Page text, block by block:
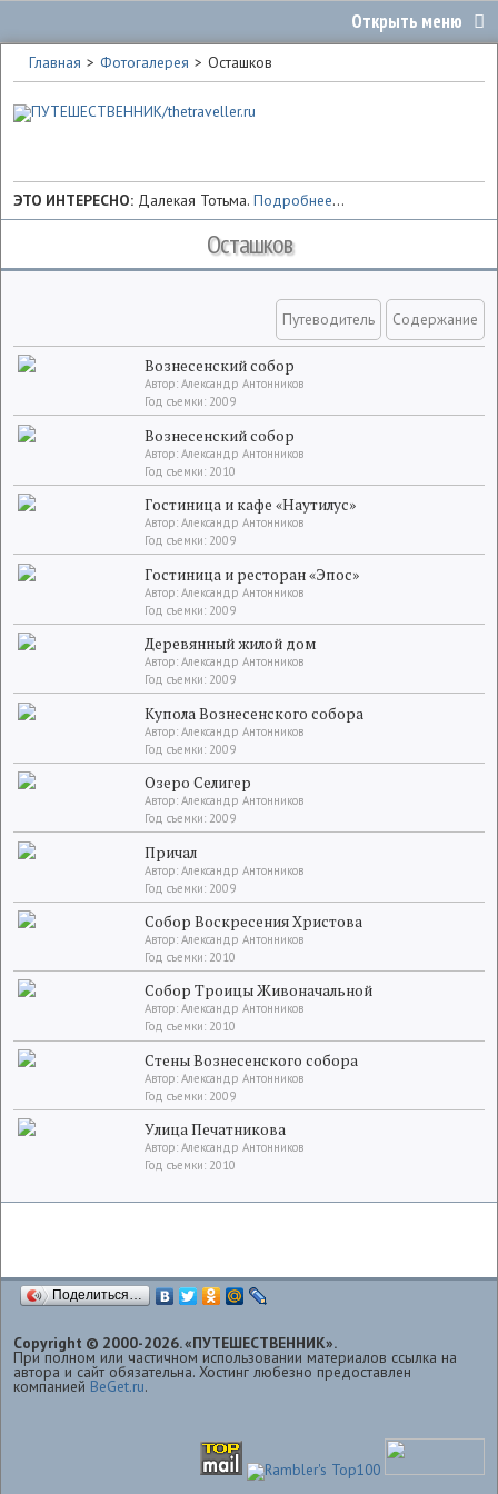
Главная Фотогалерея Осташков
ЭТО ИНТЕРЕСНО: Далекая Тотьма.Подробнее...
Осташков
Путеводитель Содержание
Вознесенский собор
Автор: Александр Антонников
Год съемки: 2009
Вознесенский собор
Автор: Александр Антонников
Год съемки: 2010
Гостиница и кафе «Наутилус»
Автор: Александр Антонников
Год съемки: 2009
Гостиница и ресторан «Эпос»
Автор: Александр Антонников
Год съемки: 2009
Деревянный жилой дом
Автор: Александр Антонников
Год съемки: 2009
Купола Вознесенского собора
Автор: Александр Антонников
Год съемки: 2009
Озеро Селигер
Автор: Александр Антонников
Год съемки: 2009
Причал
Автор: Александр Антонников
Год съемки: 2009
Собор Воскресения Христова
Автор: Александр Антонников
Год съемки: 2010
Собор Троицы Живоначальной
Автор: Александр Антонников
Год съемки: 2010
Стены Вознесенского собора
Автор: Александр Антонников
Год съемки: 2009
Улица Печатникова
Автор: Александр Антонников
Год съемки: 2010
Поделиться…
Copyright © 2000-2026. «ПУТЕШЕСТВЕННИК».
При полном или частичном использовании материалов ссылка на
автора и сайт обязательна. Хостинг любезно предоставлен
компанией BeGet.ru.